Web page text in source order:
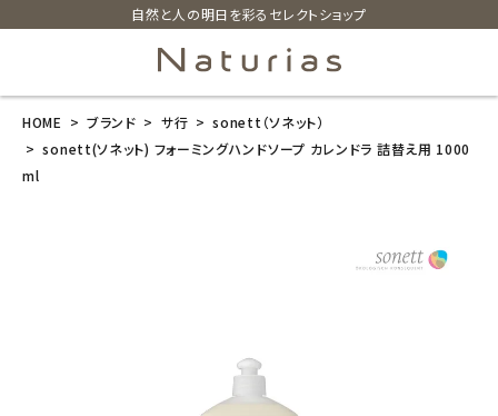
自然と人の明日を彩るセレクトショップ
search
HOME ブランド サ行
sonett（ソネット）
sonett(ソネット) フォーミングハンドソープ カレンドラ 詰替え用 1000
ml